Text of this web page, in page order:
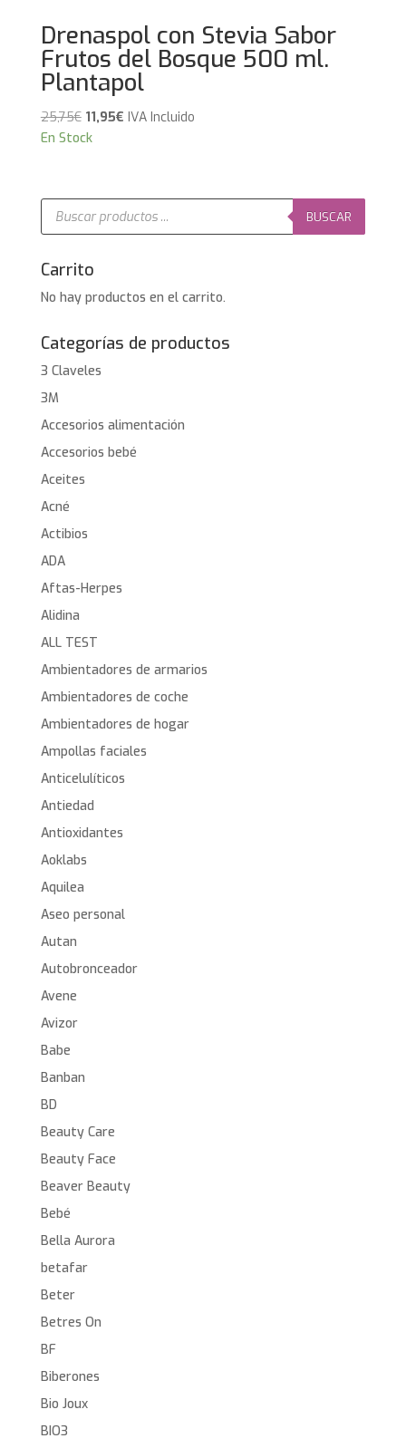
Drenaspol con Stevia Sabor
Frutos del Bosque 500 ml.
Plantapol
25,75€ El
precio
25,75€.
11,95€El
11,95€.
IVA Incluido
En Stock
Búsqueda
productos
BUSCAR
Carrito
No hay productos en el carrito.
Categorías de productos
3 Claveles
3M
Accesorios alimentación
Accesorios bebé
Aceites
Acné
Actibios
ADA
Aftas-Herpes
Alidina
ALL TEST
Ambientadores de armarios
Ambientadores de coche
Ambientadores de hogar
Ampollas faciales
Anticelulíticos
Antiedad
Antioxidantes
Aoklabs
Aquilea
Aseo personal
Autan
Autobronceador
Avene
Avizor
Babe
Banban
BD
Beauty Care
Beauty Face
Beaver Beauty
Bebé
Bella Aurora
betafar
Beter
Betres On
BF
Biberones
Bio Joux
BIO3